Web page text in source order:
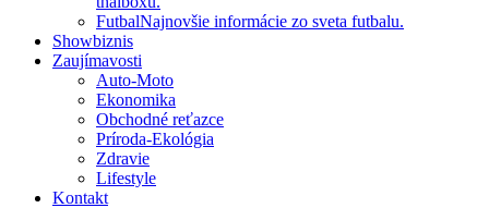
FutbalNajnovšie informácie zo sveta futbalu.
Showbiznis
Zaujímavosti
Auto-Moto
Ekonomika
Obchodné reťazce
Príroda-Ekológia
Zdravie
Lifestyle
Kontakt